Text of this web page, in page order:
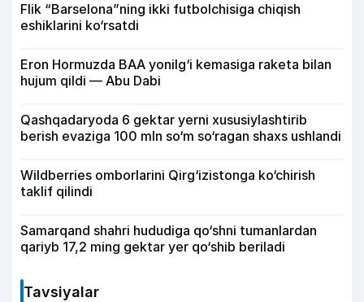
Flik “Barselona”ning ikki futbolchisiga chiqish
eshiklarini ko‘rsatdi
Eron Hormuzda BAA yonilg‘i kemasiga raketa bilan
hujum qildi — Abu Dabi
Qashqadaryoda 6 gektar yerni xususiylashtirib
berish evaziga 100 mln so‘m so‘ragan shaxs ushlandi
Wildberries omborlarini Qirg‘izistonga ko‘chirish
taklif qilindi
Samarqand shahri hududiga qo‘shni tumanlardan
qariyb 17,2 ming gektar yer qo‘shib beriladi
Tavsiyalar